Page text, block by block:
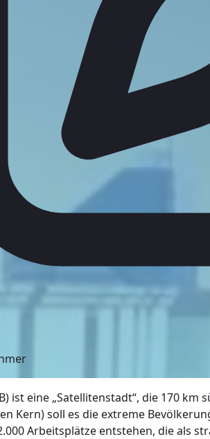
ist eine „Satellitenstadt“, die 170
Kern) soll es die extreme
Arbeitsplätze entstehen, die als